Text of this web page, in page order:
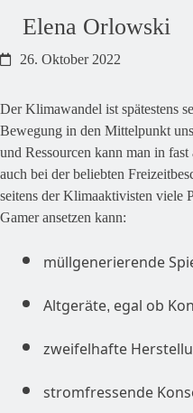
Elena Orlowski
26. Oktober 2022
Der Klimawandel ist spätestens
Bewegung in den Mittelpunkt
und Ressourcen kann man in
auch bei der beliebten
seitens der Klimaaktivisten viele
Gamer ansetzen kann:
müllgenerierende
Altgeräte, egal ob
zweifelhafte
stromfressende